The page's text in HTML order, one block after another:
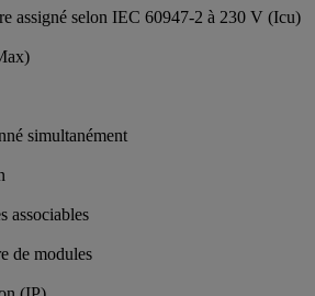
assigné selon IEC 60947-2 à 230 V (Icu)
simultanément
associables
de modules